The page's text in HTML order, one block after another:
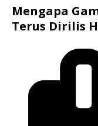
Mengapa
Terus Dirilis